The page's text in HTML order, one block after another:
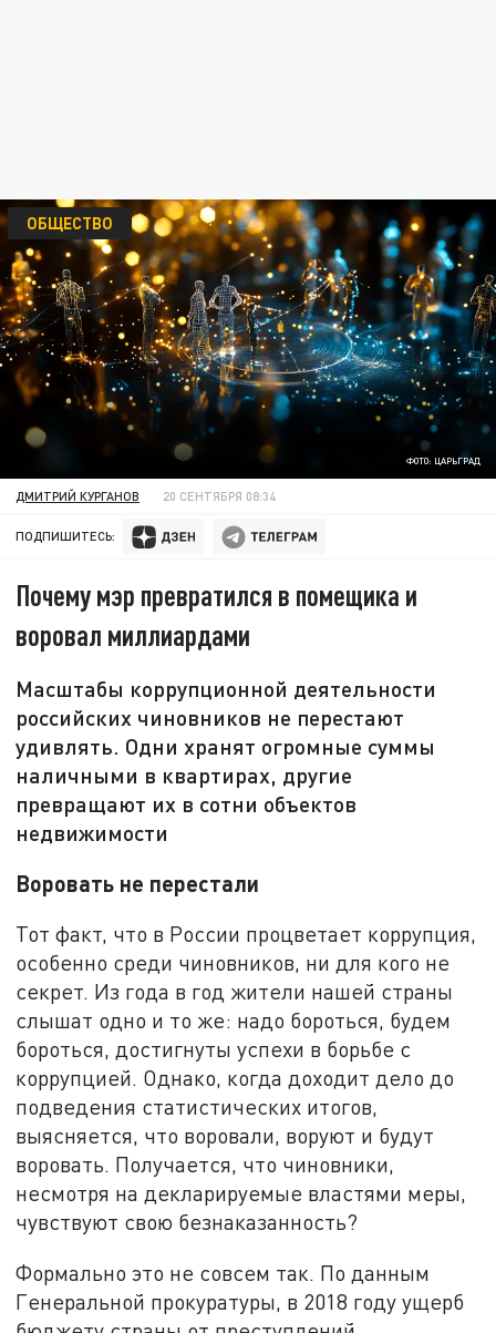
ФОТО: ЦАРЬГРАД
ОБЩЕСТВО
ДМИТРИЙ КУРГАНОВ 20 СЕНТЯБРЯ 08:34
ПОДПИШИТЕСЬ:
Почему мэр превратился в помещика и
воровал миллиардами
Масштабы коррупционной деятельности
российских чиновников не перестают
удивлять. Одни хранят огромные суммы
наличными в квартирах, другие
превращают их в сотни объектов
недвижимости
Воровать не перестали
Тот факт, что в России процветает коррупция,
особенно среди чиновников, ни для кого не
секрет. Из года в год жители нашей страны
слышат одно и то же: надо бороться, будем
бороться, достигнуты успехи в борьбе с
коррупцией. Однако, когда доходит дело до
подведения статистических итогов,
выясняется, что воровали, воруют и будут
воровать. Получается, что чиновники,
несмотря на декларируемые властями меры,
чувствуют свою безнаказанность?
Формально это не совсем так. По данным
Генеральной прокуратуры, в 2018 году ущерб